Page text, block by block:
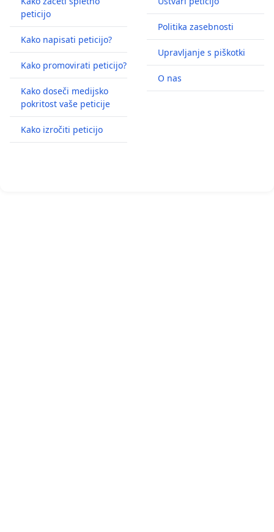
peticijo
Kako napisati peticijo?
Kako promovirati peticijo?
Kako doseči medijsko
pokritost vaše peticije
Kako izročiti peticijo
Politika zasebnosti
Upravljanje s piškotki
O nas